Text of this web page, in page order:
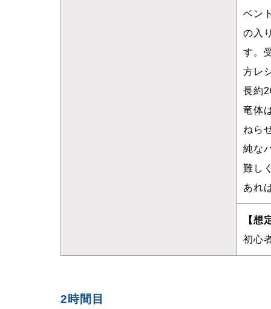
ベン
の入
す。
方レ
長約
竜体
ねら
純な
難し
あれ
【想
初心
2時間目